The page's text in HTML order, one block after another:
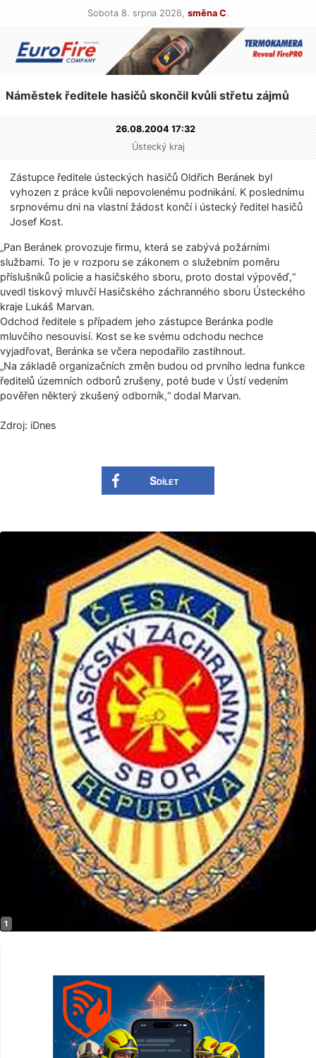
Sobota 8. srpna 2026, směna C.
Náměstek ředitele hasičů skončil kvůli střetu zájmů
26.08.2004 17:32
Ústecký kraj
Zástupce ředitele ústeckých hasičů Oldřich Beránek byl
vyhozen z práce kvůli nepovolenému podnikání. K poslednímu
srpnovému dni na vlastní žádost končí i ústecký ředitel hasičů
Josef Kost.
„Pan Beránek provozuje firmu, která se zabývá požárními
službami. To je v rozporu se zákonem o služebním poměru
příslušníků policie a hasičského sboru, proto dostal výpověď,“
uvedl tiskový mluvčí Hasičského záchranného sboru Ústeckého
kraje Lukáš Marvan.
Odchod ředitele s případem jeho zástupce Beránka podle
mluvčího nesouvisí. Kost se ke svému odchodu nechce
vyjadřovat, Beránka se včera nepodařilo zastihnout.
„Na základě organizačních změn budou od prvního ledna funkce
ředitelů územních odborů zrušeny, poté bude v Ústí vedením
pověřen některý zkušený odborník,“ dodal Marvan.
Zdroj: iDnes
Sdílet